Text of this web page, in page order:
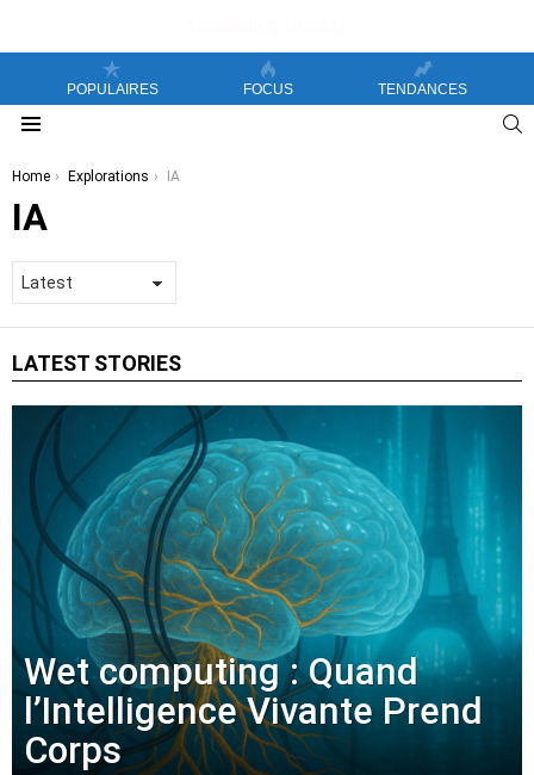
POPULAIRES FOCUS TENDANCES
You are here:
Home Explorations IA
IA
LATEST STORIES
Wet computing : Quand
l’Intelligence Vivante Prend
Corps